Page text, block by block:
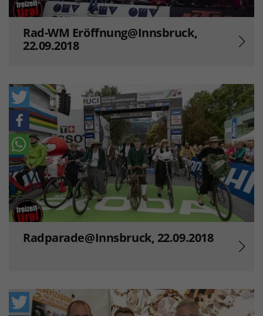
Rad-WM Eröffnung@Innsbruck,
22.09.2018
Radparade@Innsbruck, 22.09.2018